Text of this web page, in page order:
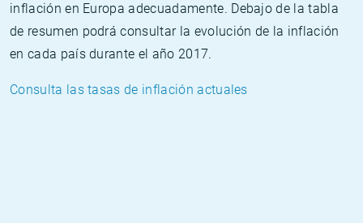
inflación en Europa adecuadamente. Debajo de la tabla
de resumen podrá consultar la evolución de la inflación
en cada país durante el año 2017.
Consulta las tasas de inflación actuales